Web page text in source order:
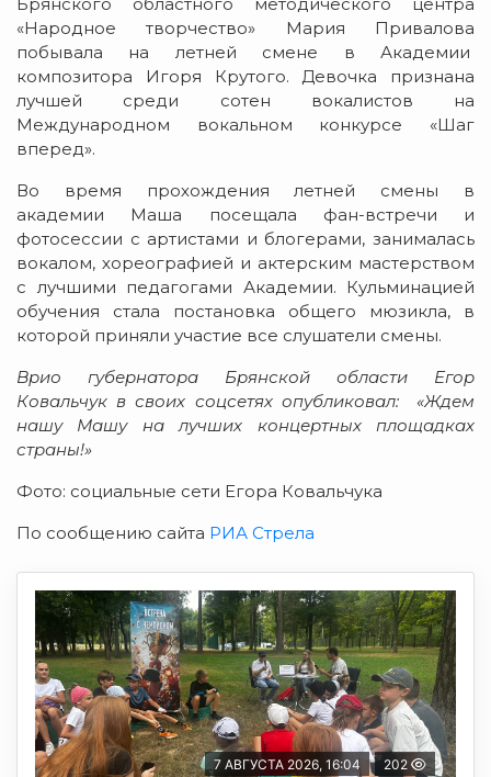
Брянского областного методического центра
«Народное творчество» Мария Привалова
побывала на летней смене в Академии
композитора Игоря Крутого. Девочка признана
лучшей среди сотен вокалистов на
Международном вокальном конкурсе «Шаг
вперед».
Во время прохождения летней смены в
академии Маша посещала фан-встречи и
фотосессии с артистами и блогерами, занималась
вокалом, хореографией и актерским мастерством
с лучшими педагогами Академии. Кульминацией
обучения стала постановка общего мюзикла, в
которой приняли участие все слушатели смены.
Врио губернатора Брянской области Егор
Ковальчук в своих соцсетях опубликовал:
«Ждем
нашу Машу на лучших концертных площадках
страны!»
Фото: социальные сети Егора Ковальчука
По сообщению сайта РИА Стрела
7 АВГУСТА 2026, 16:04 202